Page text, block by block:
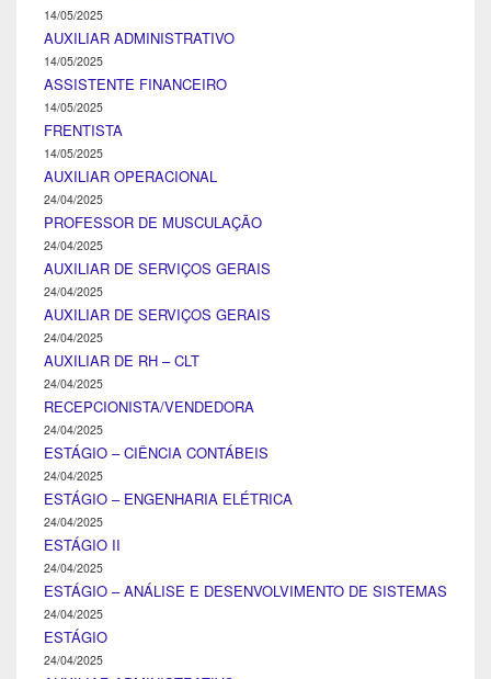
14/05/2025
AUXILIAR ADMINISTRATIVO
14/05/2025
ASSISTENTE FINANCEIRO
14/05/2025
FRENTISTA
14/05/2025
AUXILIAR OPERACIONAL
24/04/2025
PROFESSOR DE MUSCULAÇÃO
24/04/2025
AUXILIAR DE SERVIÇOS GERAIS
24/04/2025
AUXILIAR DE SERVIÇOS GERAIS
24/04/2025
AUXILIAR DE RH – CLT
24/04/2025
RECEPCIONISTA/VENDEDORA
24/04/2025
ESTÁGIO – CIÊNCIA CONTÁBEIS
24/04/2025
ESTÁGIO – ENGENHARIA ELÉTRICA
24/04/2025
ESTÁGIO II
24/04/2025
ESTÁGIO – ANÁLISE E DESENVOLVIMENTO DE SISTEMAS
24/04/2025
ESTÁGIO
24/04/2025